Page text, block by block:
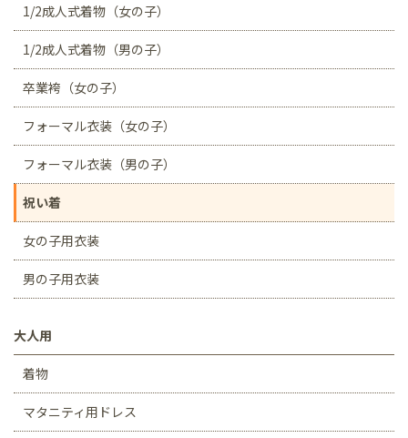
1/2成人式着物（女の子）
1/2成人式着物（男の子）
卒業袴（女の子）
フォーマル衣装（女の子）
フォーマル衣装（男の子）
祝い着
女の子用衣装
男の子用衣装
大人用
着物
マタニティ用ドレス